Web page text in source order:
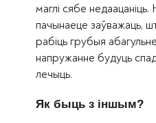
маглі сябе
пачынаеце заўважаць,
рабіць грубыя
напружанне будуць
лечыць.
Як быць з іншым?